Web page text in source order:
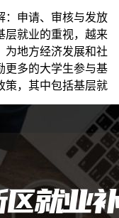
：申请、审核与发放
层就业的重视，越来
为地方经济发展和社
更多的大学生参与基
策，其中包括基层就